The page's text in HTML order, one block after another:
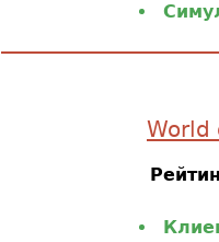
World